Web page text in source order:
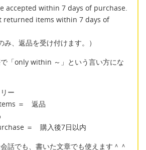
accepted within 7 days of purchase.
returned items within 7 days of
み、返品を受け付けます。）
で「only within ～」という言い方にな
ー
＝ 返品
＝ 購入後7日以内
話でも、書いた文章でも使えます＾＾